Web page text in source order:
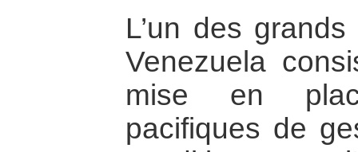
L’un des
Venezuela
mise en
pacifiques de